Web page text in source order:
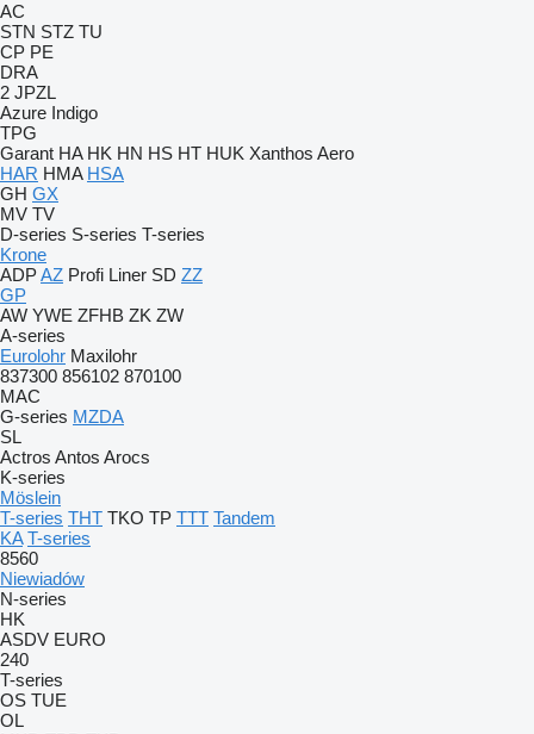
AC
STN STZ TU
CP PE
DRA
2 JPZL
Azure Indigo
TPG
Garant HA HK HN HS HT HUK Xanthos Aero
HAR HMA HSA
GH GX
MV TV
D-series S-series T-series
Krone
ADPAZ Profi Liner SD ZZ
GP
AW YWE ZFHB ZK ZW
A-series
Eurolohr Maxilohr
837300 856102 870100
MAC
G-series MZDA
SL
Actros Antos Arocs
K-series
Möslein
T-series THT TKO TP TTT Tandem
KA T-series
8560
Niewiadów
N-series
HK
ASDV EURO
240
T-series
OS TUE
OL